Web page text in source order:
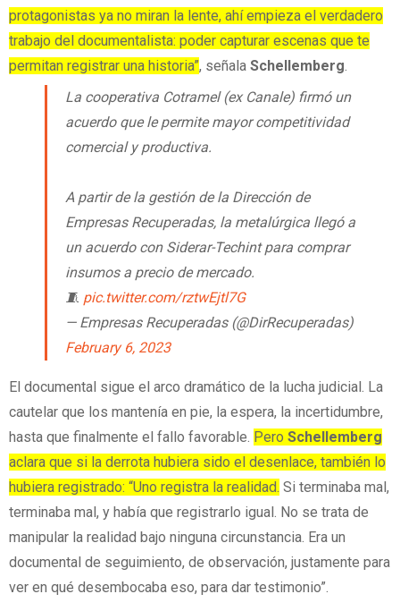
protagonistas ya no miran la lente, ahí empieza el verdadero
trabajo del documentalista: poder capturar escenas que te
permitan registrar una historia”, señala Schellemberg.
La cooperativa Cotramel (ex Canale) firmó un
acuerdo que le permite mayor competitividad
comercial y productiva.
A partir de la gestión de la Dirección de
Empresas Recuperadas, la metalúrgica llegó a
un acuerdo con Siderar-Techint para comprar
insumos a precio de mercado.
🧵 pic.twitter.com/rztwEjtl7G
— Empresas Recuperadas (@DirRecuperadas)
February 6, 2023
El documental sigue el arco dramático de la lucha judicial. La
cautelar que los mantenía en pie, la espera, la incertidumbre,
hasta que finalmente el fallo favorable. Pero Schellemberg
aclara que si la derrota hubiera sido el desenlace, también lo
hubiera registrado: “Uno registra la realidad. Si terminaba mal,
terminaba mal, y había que registrarlo igual. No se trata de
manipular la realidad bajo ninguna circunstancia. Era un
documental de seguimiento, de observación, justamente para
ver en qué desembocaba eso, para dar testimonio”.